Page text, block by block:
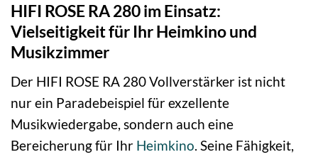
HIFI ROSE RA 280 im Einsatz:
Vielseitigkeit für Ihr Heimkino und
Musikzimmer
Der HIFI ROSE RA 280 Vollverstärker ist nicht
nur ein Paradebeispiel für exzellente
Musikwiedergabe, sondern auch eine
Bereicherung für Ihr Heimkino . Seine Fähigkeit,